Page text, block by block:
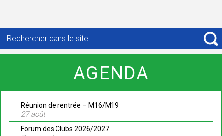
pour
:
AGENDA
Réunion de rentrée – M16/M19
27 août
Forum des Clubs 2026/2027